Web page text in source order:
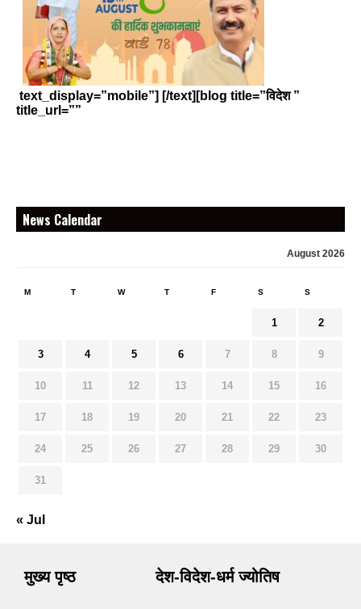
text_display=”mobile”] [/text][blog title=”विदेश ”
title_url=””
News Calendar
August 2026
M T W T F S S
1 2
3 4 5 6 7 8 9
10 11 12 13 14 15 16
17 18 19 20 21 22 23
24 25 26 27 28 29 30
31
« Jul
मुख्य पृष्ठ देश-विदेश-धर्म ज्योतिष